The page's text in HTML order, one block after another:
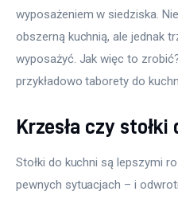
wyposażeniem w siedziska.
obszerną kuchnią, ale jednak
wyposażyć. Jak więc to
przykładowo taborety do
Krzesła czy stołki
Stołki do kuchni są lepszymi
pewnych sytuacjach – i